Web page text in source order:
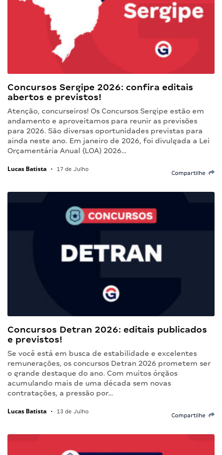
Concursos Sergipe 2026: confira editais
abertos e previstos!
Atenção, concurseiros! Os Concursos Sergipe estão em
andamento e aproveitamos para reunir as previsões
para 2026. São diversas oportunidades previstas para
ainda neste ano. Em janeiro de 2026, foi divulgada a Lei
Orçamentária Anual (LOA) 2026…
Lucas Batista • 17 de Julho
Compartilhe
Concursos Detran 2026: editais publicados
e previstos!
Se você está em busca de estabilidade e excelentes
remunerações, os concursos Detran 2026 prometem ser
o grande destaque do ano. Com muitos órgãos
acumulando mais de uma década sem novas
contratações, a pressão por…
Lucas Batista • 13 de Julho
Compartilhe